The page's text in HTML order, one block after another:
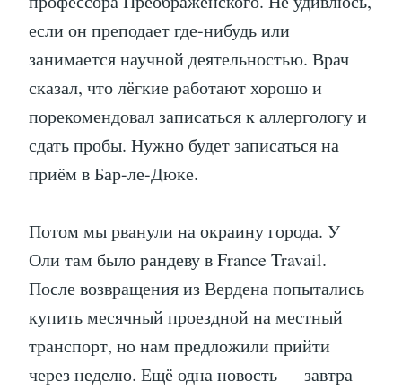
если он преподает где-нибудь или
занимается научной деятельностью. Врач
сказал, что лёгкие работают хорошо и
порекомендовал записаться к аллергологу и
сдать пробы. Нужно будет записаться на
приём в Бар-ле-Дюке.
Потом мы рванули на окраину города. У
Оли там было рандеву в France Travail.
После возвращения из Вердена попытались
купить месячный проездной на местный
транспорт, но нам предложили прийти
через неделю. Ещё одна новость — завтра